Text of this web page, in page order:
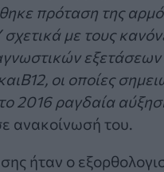
πρόταση της
με τους
οι οποίες
2016 ραγδαία
ανακοίνωσή του.
ήταν ο